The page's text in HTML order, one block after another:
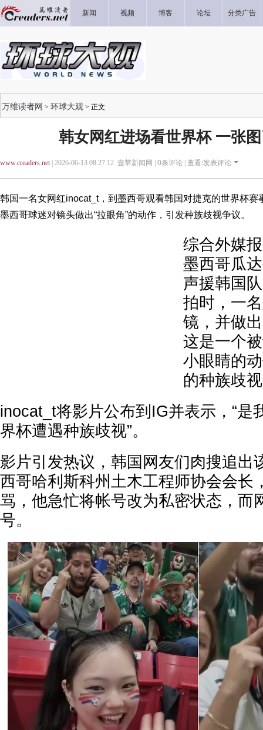
新闻 视频 博客 论坛 分类广告
万维读者网 > 环球大观 > 正文
韩女网红进场看世界杯 一张
www.creaders.net| 2026-06-13 08:27:12 壹苹新闻网 | 0条评论 | 查看/发表评论
韩国一名女网红inocat_t，到墨西哥观看韩国对捷克的世界杯
墨西哥球迷对镜头做出“拉眼角”的动作，引发种族歧视争议。
综合外媒
墨西哥瓜
声援韩国
拍时，一
镜，并做
这是一个
小眼睛的
的种族歧
inocat_t将影片公布到IG并表示，“是
界杯遭遇种族歧视”。
影片引发热议，韩国网友们肉搜追出
西哥哈利斯科州土木工程师协会会长
骂，他急忙将帐号改为私密状态，而
号。